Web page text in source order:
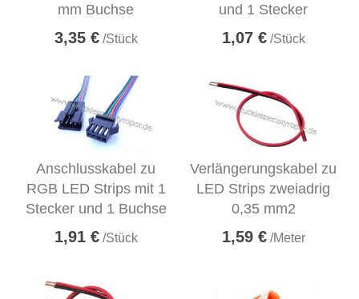
mm Buchse
3,35 €/Stück
und 1 Stecker
1,07 €/Stück
Anschlusskabel zu
RGB LED Strips mit 1
Stecker und 1 Buchse
1,91 €/Stück
Verlängerungskabel zu
LED Strips zweiadrig
0,35 mm2
1,59 €/Meter